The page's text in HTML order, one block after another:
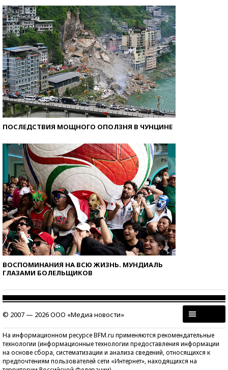
ПОСЛЕДСТВИЯ МОЩНОГО ОПОЛЗНЯ В ЧУНЦИНЕ
ВОСПОМИНАНИЯ НА ВСЮ ЖИЗНЬ. МУНДИАЛЬ
ГЛАЗАМИ БОЛЕЛЬЩИКОВ
© 2007 — 2026 ООО «Медиа новости»
На информационном ресурсе BFM.ru применяются рекомендательные
технологии (информационные технологии предоставления информации
на основе сбора, систематизации и анализа сведений, относящихся к
предпочтениям пользователей сети «Интернет», находящихся на